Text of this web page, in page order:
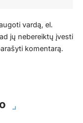
vardą, el.
jų nebereiktų įvesti
komentarą.